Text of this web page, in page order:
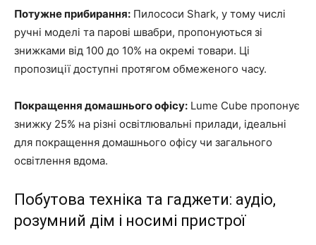
Потужне прибирання: Пилососи Shark, у тому числі
ручні моделі та парові швабри, пропонуються зі
знижками від 100 до 10% на окремі товари. Ці
пропозиції доступні протягом обмеженого часу.
Покращення домашнього офісу: Lume Cube пропонує
знижку 25% на різні освітлювальні прилади, ідеальні
для покращення домашнього офісу чи загального
освітлення вдома.
Побутова техніка та гаджети: аудіо,
розумний дім і носимі пристрої